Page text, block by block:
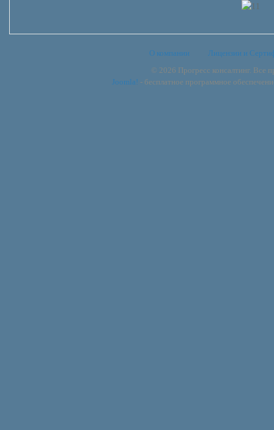
О компании
Лицензии и
© 2026 Прогресс консалтинг. Все
Joomla! - бесплатное программное